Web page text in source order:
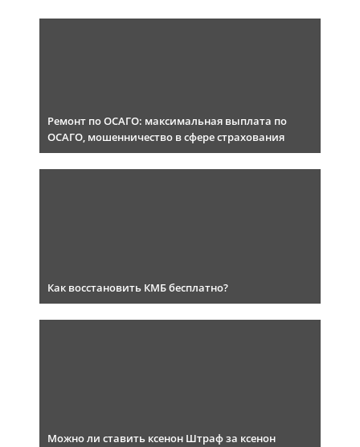
Ремонт по ОСАГО: максимальная выплата по
ОСАГО, мошенничество в сфере страхования
Как восстановить КМБ бесплатно?
Можно ли ставить ксенон Штраф за ксенон